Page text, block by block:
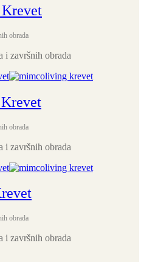
obrada
i završnih obrada
obrada
i završnih obrada
obrada
i završnih obrada